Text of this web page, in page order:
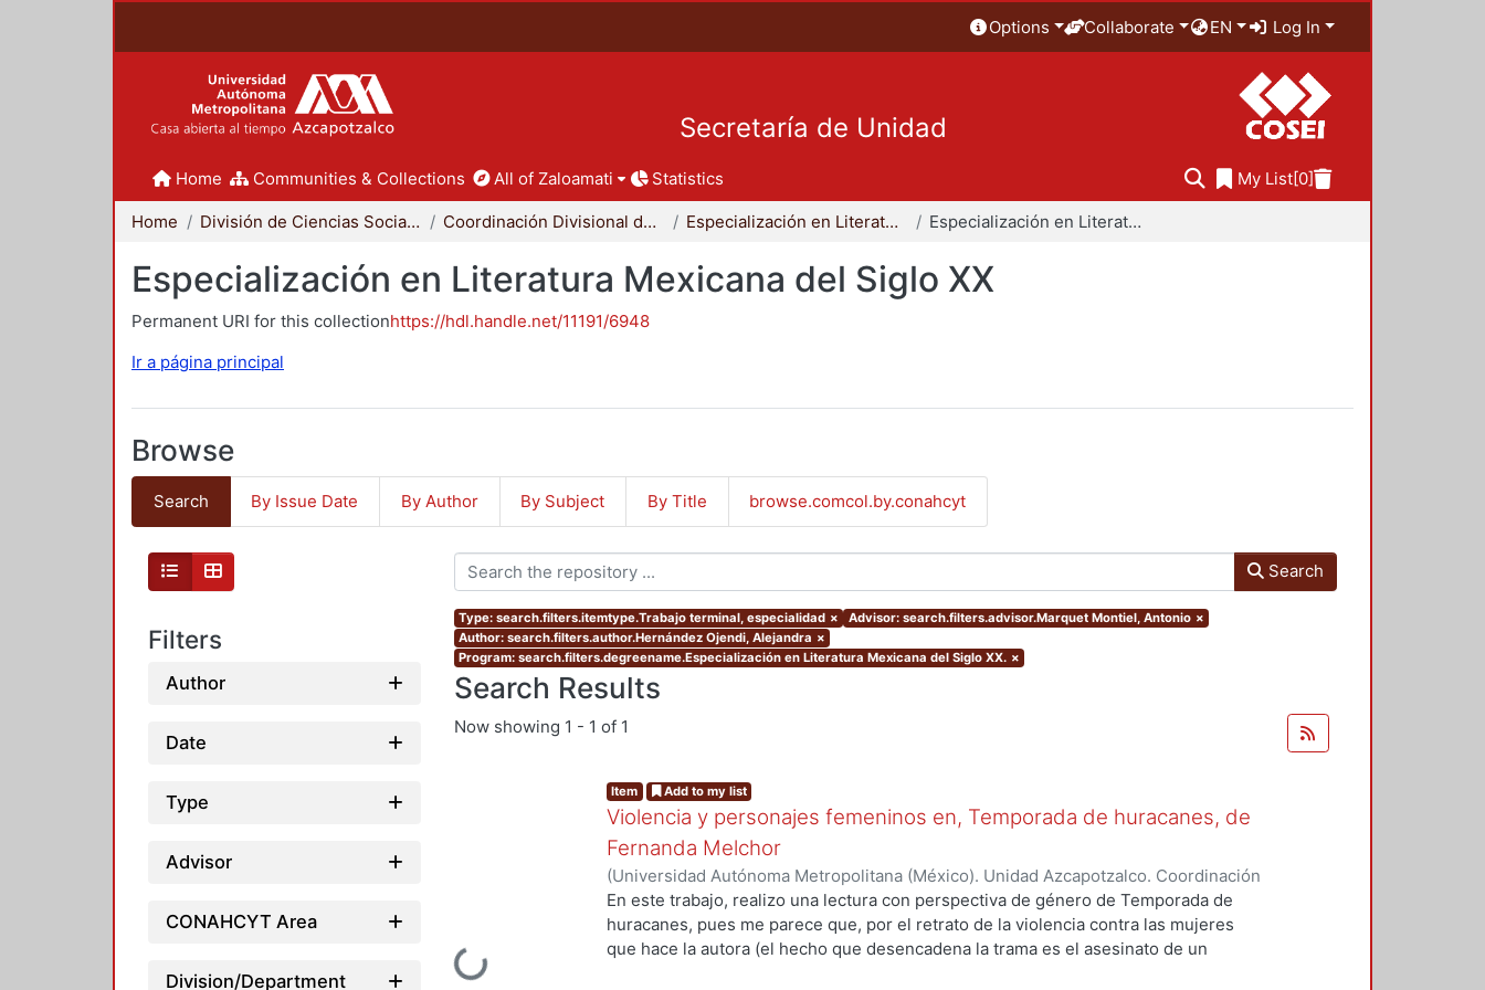
Options Collaborate EN Log In
Secretaría de Unidad
Home Communities & Collections All of Zaloamati Statistics My List[0]
Home División de Ciencias Sociales y Humanidades Coordinación Divisional de Posgrado Especialización en Literatura Mexicana del Siglo XX Especialización en Literatura Mexicana del Siglo XX
Especialización en Literatura Mexicana del Siglo XX
Permanent URI for this collectionhttps://hdl.handle.net/11191/6948
Ir a página principal
Browse
Search By Issue Date By Author By Subject By Title browse.comcol.by.conahcyt
Filters
Author
Date
Type
Advisor
CONAHCYT Area
Division/Department
Search
Type: search.filters.itemtype.Trabajo terminal, especialidad × Advisor: search.filters.advisor.Marquet Montiel, Antonio ×
Author: search.filters.author.Hernández Ojendi, Alejandra ×
Program: search.filters.degreename.Especialización en Literatura Mexicana del Siglo XX. ×
Search Results
Now showing 1 - 1 of 1
Item Add to my list
Violencia y personajes femeninos en, Temporada de huracanes, de
Fernanda Melchor
(Universidad Autónoma Metropolitana (México). Unidad Azcapotzalco. Coordinación
de Servicios de Información.,2019-11)Hernández Ojendi, Alejandra
En este trabajo, realizo una lectura con perspectiva de género de Temporada de
huracanes, pues me parece que, por el retrato de la violencia contra las mujeres
que hace la autora (el hecho que desencadena la trama es el asesinato de un